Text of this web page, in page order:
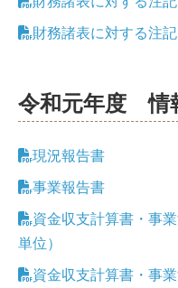
財務諸表に対する注
令和元年度 情
現況報告書
事業報告書
資金収支計算書・事
単位）
資金収支計算書・事